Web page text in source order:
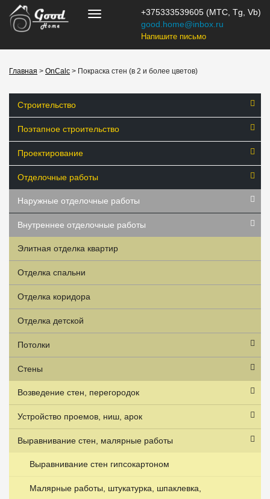
+375333539605 (МТС, Tg, Vb)
good.home@inbox.ru
Напишите письмо
Главная > OnCalc > Покраска стен (в 2 и более цветов)
Строительство
Поэтапное строительство
Проектирование
Отделочные работы
Наружные отделочные работы
Внутреннее отделочные работы
Элитная отделка квартир
Отделка спальни
Отделка коридора
Отделка детской
Потолки
Стены
Возведение стен, перегородок
Устройство проемов, ниш, арок
Выравнивание стен, малярные работы
Выравнивание стен гипсокартоном
Малярные работы, штукатурка, шпаклевка,